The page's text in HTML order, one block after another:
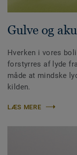
Gulve og
Hverken i vores
forstyrres af lyde
måde at mindske
kilden.
LÆS MERE